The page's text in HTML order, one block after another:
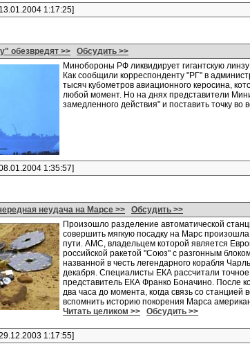
1:17:25]
обезвредят >>
Обсудить >>
Минобороны РФ ликвидирует гигантскую
Как сообщили корреспонденту "РГ" в
тысяч кубометров авиационного керосина,
любой момент. Но на днях представители
замедленного действия" и поставить точку
1:35:57]
неудача на Марсе >>
Обсудить >>
Произошло разделение автоматической
совершить мягкую посадку на Марс
пути. АМС, владельцем которой является
российской ракетой "Союз" с разгонным
названной в честь легендарного корабля
декабря. Специалисты ЕКА рассчитали
представитель ЕКА Франко Боначино. После
два часа до момента, когда связь со
вспомнить историю покорения Марса
Читать целиком >>
Обсудить >>
1:17:55]